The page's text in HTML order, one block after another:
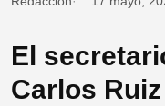
El
Carlos